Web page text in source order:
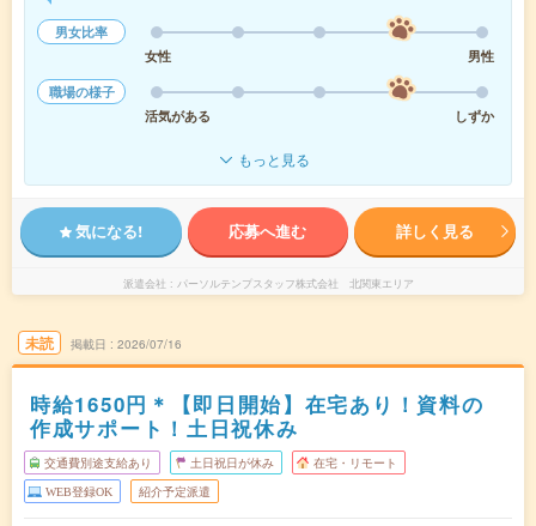
男女比率
女性
男性
職場の様子
活気がある
しずか
もっと見る
気になる! 応募へ進む 詳しく見る
派遣会社 パーソルテンプスタッフ株式会社 北関東エリア
未読 掲載日 2026/07/16
時給1650円＊【即日開始】在宅あり！資料の
作成サポート！土日祝休み
交通費別途支給あり 土日祝日が休み 在宅・リモート
WEB登録OK 紹介予定派遣